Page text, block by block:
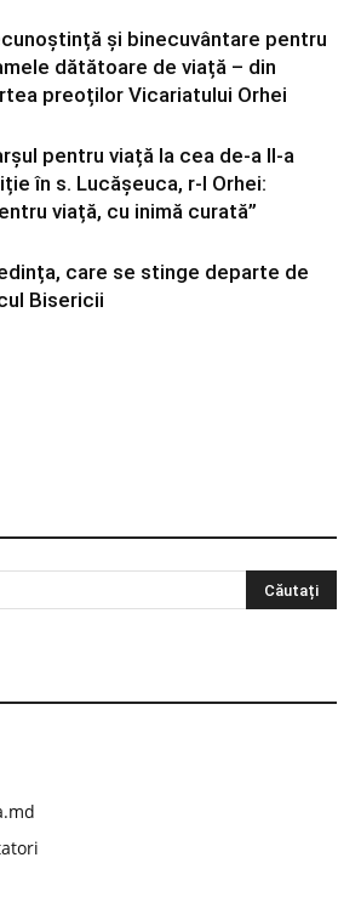
și binecuvântare pentru
dătătoare de viață – din
preoților Vicariatului Orhei
pentru viață la cea de-a II-a
în s. Lucășeuca, r-l Orhei:
viață, cu inimă curată”
care se stinge departe de
Bisericii